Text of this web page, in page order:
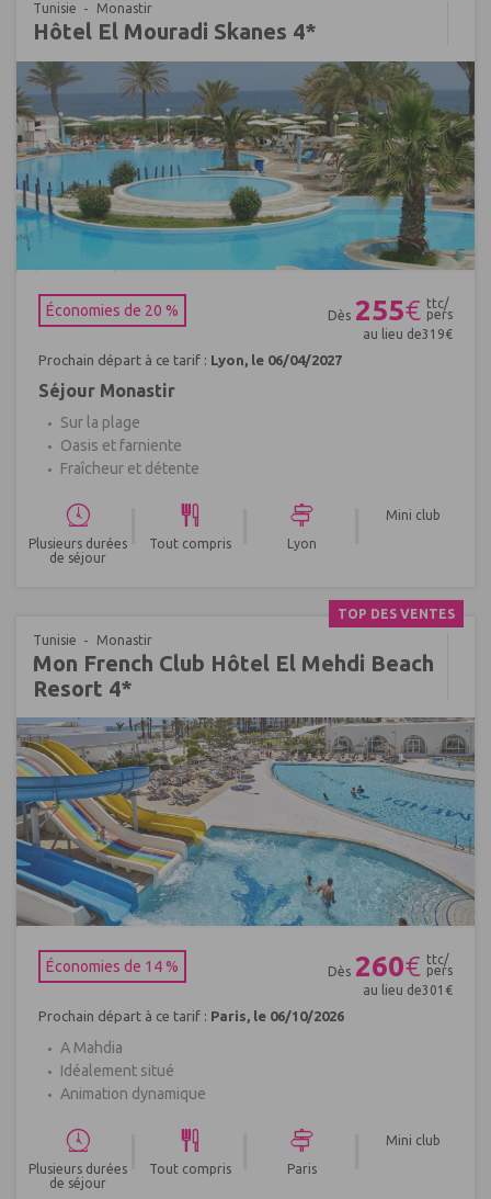
Tunisie
Monastir
Hôtel El Mouradi Skanes 4*
Économies de 20 %
Dès 255€ ttc/
pers
au lieu de319€
Prochain départ à ce tarif : Lyon, le 06/04/2027
Séjour Monastir
Sur la plage
Oasis et farniente
Fraîcheur et détente
Plusieurs durées
de séjour
Tout compris Lyon
Mini club
TOP DES VENTES
Tunisie
Monastir
Mon French Club Hôtel El Mehdi Beach
Resort 4*
Économies de 14 %
Dès 260€ ttc/
pers
au lieu de301 €
Prochain départ à ce tarif : Paris, le 06/10/2026
A Mahdia
Idéalement situé
Animation dynamique
Plusieurs durées
de séjour
Tout compris Paris
Mini club